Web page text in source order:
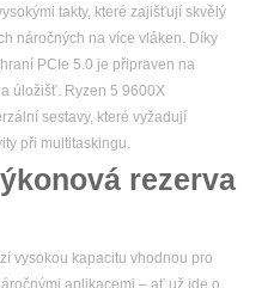
takty, které zajišťují skvělý
náročných na více vláken. Díky
PCIe 5.0 je připraven na
úložišť. Ryzen 5 9600X
sestavy, které vyžadují
při multitaskingu.
rezerva
vysokou kapacitu vhodnou pro
aplikacemi – ať už jde o